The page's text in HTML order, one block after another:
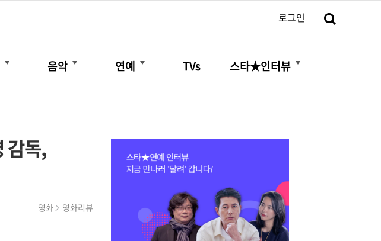
로그인
음악
더보기
연예
더보기
TVs 스타★인터뷰
더보기
감독,
영화 영화리뷰